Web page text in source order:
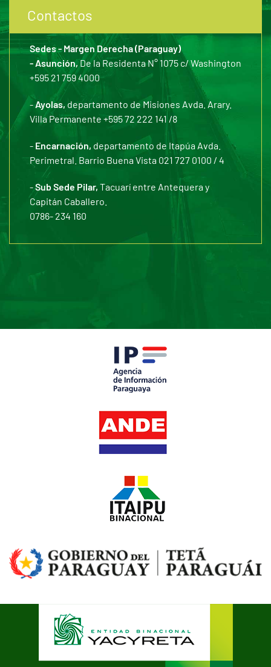
Contactos
Sedes - Margen Derecha (Paraguay)
- Asunción,De la Residenta N° 1075 c/ Washington
+595 21 759 4000
-Ayolas, departamento de Misiones Avda. Arary.
Villa Permanente +595 72 222 141 /8
- Encarnación, departamento de Itapúa Avda.
Perimetral. Barrio Buena Vista 021 727 0100 / 4
-Sub Sede Pilar, Tacuarí entre Antequera y
Capitán Caballero.
0786- 234 160